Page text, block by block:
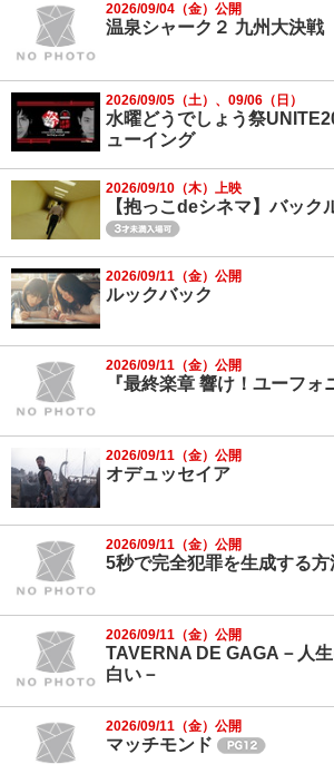
2026/09/04（金）公開
温泉シャーク２ 九州大決戦
2026/09/05（土）、09/06（日）
水曜どうでしょう祭
ューイング
2026/09/10（木）上映
【抱っこdeシネマ】バック
2026/09/11（金）公開
ルックバック
2026/09/11（金）公開
『最終楽章 響け！ユーフォ
2026/09/11（金）公開
オデュッセイア
2026/09/11（金）公開
5秒で完全犯罪を生成する方
2026/09/11（金）公開
TAVERNA DE GAGA－人
白い－
2026/09/11（金）公開
マッチモンド